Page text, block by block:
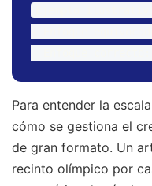
Para entender la
cómo se gestiona el
de gran formato. Un
recinto olímpico por